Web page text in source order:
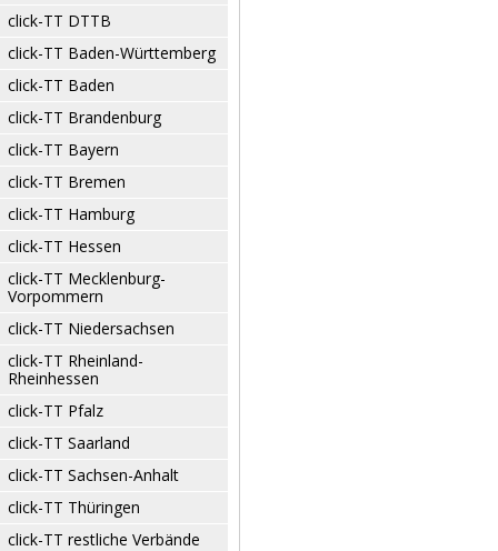
click-TT DTTB
click-TT Baden-Württemberg
click-TT Baden
click-TT Brandenburg
click-TT Bayern
click-TT Bremen
click-TT Hamburg
click-TT Hessen
click-TT Mecklenburg-
Vorpommern
click-TT Niedersachsen
click-TT Rheinland-
Rheinhessen
click-TT Pfalz
click-TT Saarland
click-TT Sachsen-Anhalt
click-TT Thüringen
click-TT restliche Verbände